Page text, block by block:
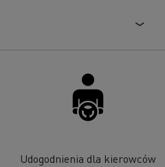
Udogodnienia dla kierowców